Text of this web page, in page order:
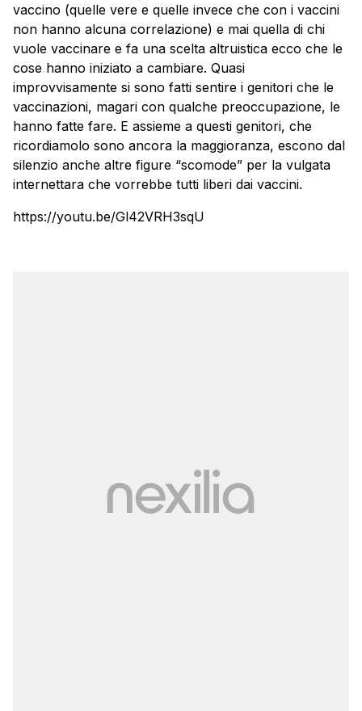
vaccino (quelle vere e quelle invece che con i vaccini
non hanno alcuna correlazione) e mai quella di chi
vuole vaccinare e fa una scelta altruistica ecco che le
cose hanno iniziato a cambiare. Quasi
improvvisamente si sono fatti sentire i genitori che le
vaccinazioni, magari con qualche preoccupazione, le
hanno fatte fare. E assieme a questi genitori, che
ricordiamolo sono ancora la maggioranza, escono dal
silenzio anche altre figure “scomode” per la vulgata
internettara che vorrebbe tutti liberi dai vaccini.
https://youtu.be/Gl42VRH3sqU